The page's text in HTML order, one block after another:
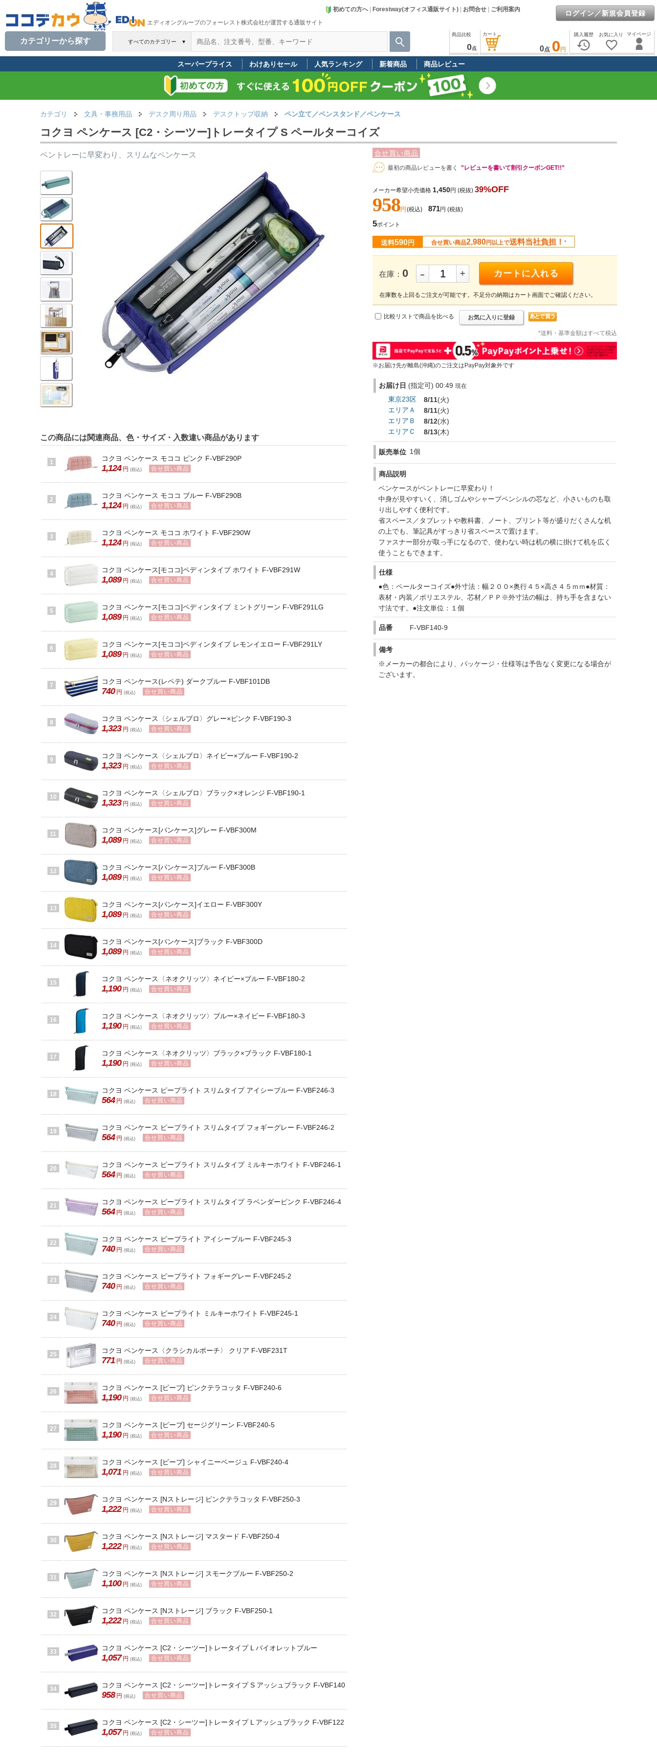
エディオングループのフォーレスト株式会社が運営する通販サイト
初めての方へ| Forestway(オフィス通販サイト) お問合せ ご利用案内 ログイン／新規会員登録
すべてのカテゴリー ▼
カテゴリーから探す
マイページ
お気に入り
favorite_border
購入履歴
history
カート
0点 0 円
商品比較
0点
スーパープライス わけありセール 人気ランキング 新着商品 商品レビュー
カテゴリ 文具・事務用品 デスク周り用品 デスクトップ収納 ペン立て／ペンスタンド／ペンケース
コクヨ ペンケース [C2・シーツー]トレータイプ S ペールターコイズ
合せ買い商品
最初の商品レビューを書く ”レビューを書いて割引クーポンGET!!”
メーカー希望小売価格 1,450円 (税抜) 39%OFF
958円 (税込) 871円 (税抜)
5ポイント
送料590円 合せ買い商品2,980円以上で送料当社負担！ *
在庫： 0 - + カートに入れる
在庫数を上回るご注文が可能です。不足分の納期はカート画面でご確認ください。
比較リストで商品を比べる お気に入りに登録
*送料・基準金額はすべて税込
※お届け先が離島(沖縄)のご注文はPayPay対象外です
お届け日 (指定可) 00:49 現在
東京23区 8/11(火)
エリアＡ
8/11(火)
エリアＢ
8/12(水)
エリアＣ
8/13(木)
販売単位 1個
商品説明
ペンケースがペントレーに早変わり！
中身が見やすいく、消しゴムやシャープペンシルの芯など、小さいものも取
り出しやすく便利です。
省スペース／タブレットや教科書、ノート、プリント等が盛りだくさんな机
の上でも、筆記具がすっきり省スペースで置けます。
ファスナー部分が取っ手になるので、使わない時は机の横に掛けて机を広く
使うこともできます。
仕様
●色：ペールターコイズ●外寸法：幅２００×奥行４５×高さ４５ｍｍ●材質：
表材・内装／ポリエステル、芯材／ＰＰ※外寸法の幅は、持ち手を含まない
寸法です。●注文単位：１個
品番 F-VBF140-9
備考
※メーカーの都合により、パッケージ・仕様等は予告なく変更になる場合が
ございます。
ペントレーに早変わり、スリムなペンケース
この商品には関連商品、色・サイズ・入数違い商品があります
1 コクヨ ペンケース モココ ピンク F-VBF290P
1,124 円 (税込) 合せ買い商品
2 コクヨ ペンケース モココ ブルー F-VBF290B
1,124 円 (税込) 合せ買い商品
3 コクヨ ペンケース モココ ホワイト F-VBF290W
1,124 円 (税込) 合せ買い商品
4 コクヨ ペンケース[モココ]ペディンタイプ ホワイト F-VBF291W
1,089 円 (税込) 合せ買い商品
5 コクヨ ペンケース[モココ]ペディンタイプ ミントグリーン F-VBF291LG
1,089 円 (税込) 合せ買い商品
6 コクヨ ペンケース[モココ]ペディンタイプ レモンイエロー F-VBF291LY
1,089 円 (税込) 合せ買い商品
7 コクヨ ペンケース(レペテ) ダークブルー F-VBF101DB
740 円 (税込) 合せ買い商品
8 コクヨ ペンケース〈シェルブロ〉グレー×ピンク F-VBF190-3
1,323 円 (税込) 合せ買い商品
9 コクヨ ペンケース〈シェルブロ〉ネイビー×ブルー F-VBF190-2
1,323 円 (税込) 合せ買い商品
10 コクヨ ペンケース〈シェルブロ〉ブラック×オレンジ F-VBF190-1
1,323 円 (税込) 合せ買い商品
11 コクヨ ペンケース[パンケース]グレー F-VBF300M
1,089 円 (税込) 合せ買い商品
12 コクヨ ペンケース[パンケース]ブルー F-VBF300B
1,089 円 (税込) 合せ買い商品
13 コクヨ ペンケース[パンケース]イエロー F-VBF300Y
1,089 円 (税込) 合せ買い商品
14 コクヨ ペンケース[パンケース]ブラック F-VBF300D
1,089 円 (税込) 合せ買い商品
15 コクヨ ペンケース〈ネオクリッツ〉ネイビー×ブルー F-VBF180-2
1,190 円 (税込) 合せ買い商品
16 コクヨ ペンケース〈ネオクリッツ〉ブルー×ネイビー F-VBF180-3
1,190 円 (税込) 合せ買い商品
17 コクヨ ペンケース〈ネオクリッツ〉ブラック×ブラック F-VBF180-1
1,190 円 (税込) 合せ買い商品
18 コクヨ ペンケース ピープライト スリムタイプ アイシーブルー F-VBF246-3
564 円 (税込) 合せ買い商品
19 コクヨ ペンケース ピープライト スリムタイプ フォギーグレー F-VBF246-2
564 円 (税込) 合せ買い商品
20 コクヨ ペンケース ピープライト スリムタイプ ミルキーホワイト F-VBF246-1
564 円 (税込) 合せ買い商品
21 コクヨ ペンケース ピープライト スリムタイプ ラベンダーピンク F-VBF246-4
564 円 (税込) 合せ買い商品
22 コクヨ ペンケース ピープライト アイシーブルー F-VBF245-3
740 円 (税込) 合せ買い商品
23 コクヨ ペンケース ピープライト フォギーグレー F-VBF245-2
740 円 (税込) 合せ買い商品
24 コクヨ ペンケース ピープライト ミルキーホワイト F-VBF245-1
740 円 (税込) 合せ買い商品
25 コクヨ ペンケース〈クラシカルポーチ〉 クリア F-VBF231T
771 円 (税込) 合せ買い商品
26 コクヨ ペンケース [ピープ] ピンクテラコッタ F-VBF240-6
1,190 円 (税込) 合せ買い商品
27 コクヨ ペンケース [ピープ] セージグリーン F-VBF240-5
1,190 円 (税込) 合せ買い商品
28 コクヨ ペンケース [ピープ] シャイニーベージュ F-VBF240-4
1,071 円 (税込) 合せ買い商品
29 コクヨ ペンケース [Nストレージ] ピンクテラコッタ F-VBF250-3
1,222 円 (税込) 合せ買い商品
30 コクヨ ペンケース [Nストレージ] マスタード F-VBF250-4
1,222 円 (税込) 合せ買い商品
31 コクヨ ペンケース [Nストレージ] スモークブルー F-VBF250-2
1,100 円 (税込) 合せ買い商品
32 コクヨ ペンケース [Nストレージ] ブラック F-VBF250-1
1,222 円 (税込) 合せ買い商品
33 コクヨ ペンケース [C2・シーツー]トレータイプ L バイオレットブルー
1,057 円 (税込) 合せ買い商品
34 コクヨ ペンケース [C2・シーツー]トレータイプ S アッシュブラック F-VBF140
958 円 (税込) 合せ買い商品
35 コクヨ ペンケース [C2・シーツー]トレータイプ L アッシュブラック F-VBF122
1,057 円 (税込) 合せ買い商品